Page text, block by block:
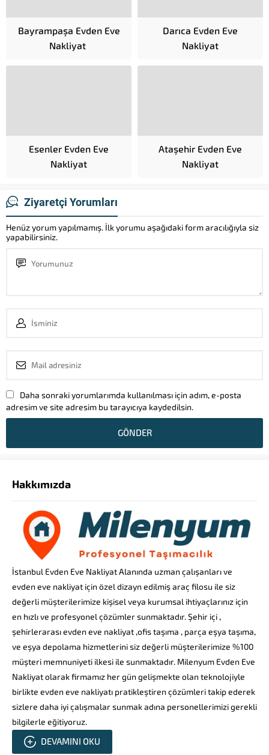
Bayrampaşa Evden Eve
Nakliyat
Darıca Evden Eve
Nakliyat
Esenler Evden Eve
Nakliyat
Ataşehir Evden Eve
Nakliyat
Ziyaretçi Yorumları
Henüz yorum yapılmamış. İlk yorumu aşağıdaki form aracılığıyla siz
yapabilirsiniz.
Daha sonraki yorumlarımda kullanılması için adım, e-posta
adresim ve site adresim bu tarayıcıya kaydedilsin.
Hakkımızda
İstanbul Evden Eve Nakliyat Alanında uzman çalışanları ve
evden eve nakliyat için özel dizayn edilmiş araç filosu ile siz
değerli müşterilerimize kişisel veya kurumsal ihtiyaçlarınız için
en hızlı ve profesyonel çözümler sunmaktadır. Şehir içi ,
şehirlerarası evden eve nakliyat ,ofis taşıma , parça eşya taşıma,
ve eşya depolama hizmetlerini siz değerli müşterilerimize %100
müşteri memnuniyeti ilkesi ile sunmaktadır. Milenyum Evden Eve
Nakliyat olarak firmamız her gün gelişmekte olan teknolojiyle
birlikte evden eve nakliyatı pratikleştiren çözümleri takip ederek
sizlere daha iyi çalışmalar sunmak adına personellerimizi gerekli
bilgilerle eğitiyoruz.
DEVAMINI OKU